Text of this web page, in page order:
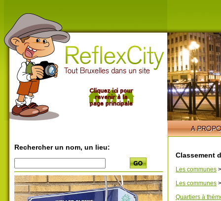
Rechercher un nom, un lieu:
Classement
Les communes >
Les communes >
Quartiers à